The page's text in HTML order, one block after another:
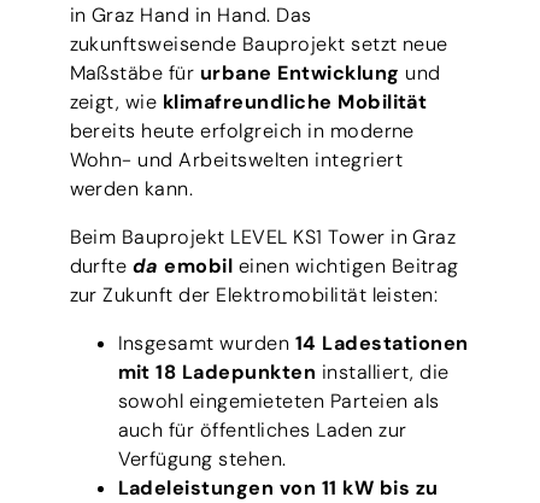
in Graz Hand in Hand. Das
zukunftsweisende Bauprojekt setzt neue
Maßstäbe für urbane Entwicklung und
zeigt, wie klimafreundliche Mobilität
bereits heute erfolgreich in moderne
Wohn- und Arbeitswelten integriert
werden kann.
Beim Bauprojekt LEVEL KS1 Tower in Graz
durfte da emobil einen wichtigen Beitrag
zur Zukunft der Elektromobilität leisten:
Insgesamt wurden 14 Ladestationen
mit 18 Ladepunkten installiert, die
sowohl eingemieteten Parteien als
auch für öffentliches Laden zur
Verfügung stehen.
Ladeleistungen von 11 kW bis zu